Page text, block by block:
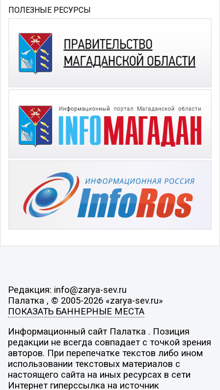
ПОЛЕЗНЫЕ РЕСУРСЫ
Редакция: info@zarya-sev.ru
Палатка , © 2005-2026 «zarya-sev.ru»
ПОКАЗАТЬ БАННЕРНЫЕ МЕСТА
Информационный сайт Палатка . Позиция
редакции не всегда совпадает с точкой зрения
авторов. При перепечатке текстов либо ином
использовании текстовых материалов с
настоящего сайта на иных ресурсах в сети
Интернет гиперссылка на источник